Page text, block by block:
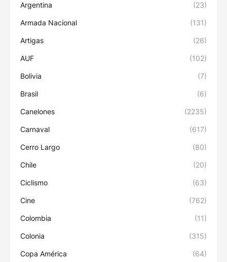
Argentina (23)
Armada Nacional (131)
Artigas (26)
AUF (102)
Bolivia (7)
Brasil (6)
Canelones (2235)
Carnaval (617)
Cerro Largo (80)
Chile (20)
Ciclismo (63)
Cine (762)
Colombia (11)
Colonia (315)
Copa América (64)